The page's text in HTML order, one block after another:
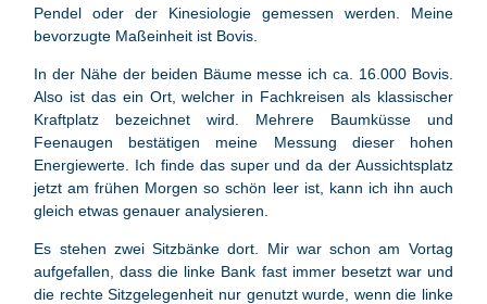
Pendel oder der Kinesiologie gemessen werden. Meine
bevorzugte Maßeinheit ist Bovis.
In der Nähe der beiden Bäume messe ich ca. 16.000 Bovis.
Also ist das ein Ort, welcher in Fachkreisen als klassischer
Kraftplatz bezeichnet wird. Mehrere Baumküsse und
Feenaugen bestätigen meine Messung dieser hohen
Energiewerte. Ich finde das super und da der Aussichtsplatz
jetzt am frühen Morgen so schön leer ist, kann ich ihn auch
gleich etwas genauer analysieren.
Es stehen zwei Sitzbänke dort. Mir war schon am Vortag
aufgefallen, dass die linke Bank fast immer besetzt war und
die rechte Sitzgelegenheit nur genutzt wurde, wenn die linke